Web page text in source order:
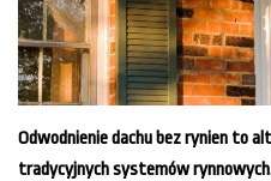
Odwodnienie dachu bez rynien to
tradycyjnych systemów